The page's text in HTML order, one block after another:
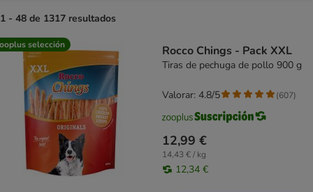
1 - 48 de 1317 resultados
product items have been changed
selección Rocco Chings - Pack XXL
Tiras de pechuga de pollo 900 g
12,99 €
14,43 € / kg
12,34 €
Valorar: 4.8/5 (607)